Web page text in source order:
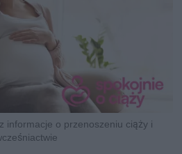
informacje o przenoszeniu ciąży i